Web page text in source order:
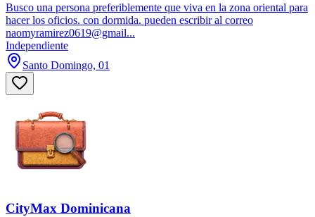
Busco una persona preferiblemente que viva en la zona oriental para
hacer los oficios. con dormida. pueden escribir al correo
naomyramirez0619@gmail...
Independiente
Santo Domingo, 01
CityMax Dominicana